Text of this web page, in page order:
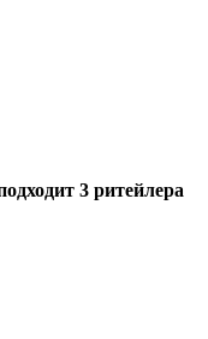
3 ритейлера